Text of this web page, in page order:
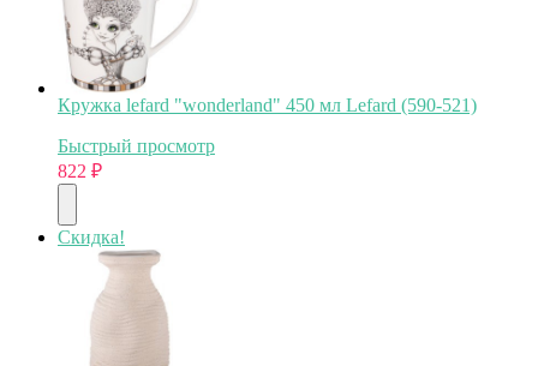
Кружка lefard "wonderland" 450 мл Lefard (590-521)
Быстрый просмотр
822 ₽
Скидка!